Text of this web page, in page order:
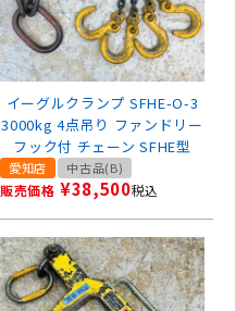
イーグルクランプ SFHE-O-3
3000kg 4点吊り ファンドリー
フック付 チェーン SFHE型
愛知店 中古品(B)
販売価格 ¥38,500税込